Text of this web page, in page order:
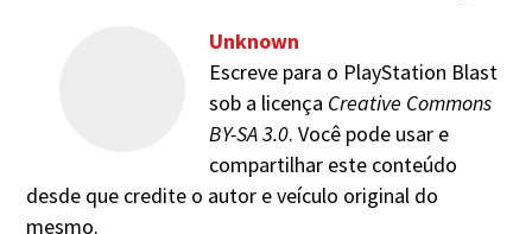
Unknown
Escreve para o PlayStation Blast
sob a licença Creative Commons
BY-SA 3.0. Você pode usar e
compartilhar este conteúdo
desde que credite o autor e veículo original do
mesmo.